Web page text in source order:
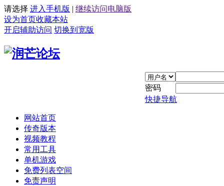
请选择 进入手机版 | 继续访问电脑版
设为首页收藏本站
开启辅助访问 切换到宽版
密码
快捷导航
网站首页
传奇版本
视频教程
常用工具
单机游戏
免费列表空间
免责声明